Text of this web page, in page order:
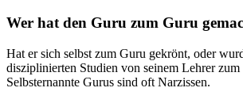
Wer hat den Guru zum Guru
Hat er sich selbst zum Guru gekrönt, oder
disziplinierten Studien von seinem Lehrer zum
Selbsternannte Gurus sind oft Narzissen.